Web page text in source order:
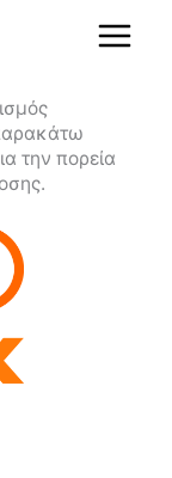
την πορεία